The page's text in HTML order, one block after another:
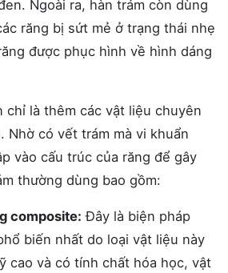
Ngoài ra, hàn trám còn dùng
răng bị sứt mẻ ở trạng thái nhẹ
được phục hình về hình dáng
chỉ là thêm các vật liệu chuyên
Nhờ có vết trám mà vi khuẩn
vào cấu trúc của răng để gây
thường dùng bao gồm:
composite: Đây là biện pháp
biến nhất do loại vật liệu này
cao và có tính chất hóa học, vật